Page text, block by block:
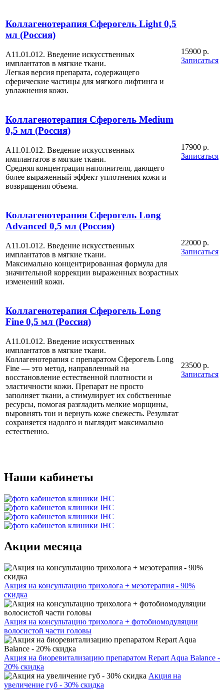
Коллагенотерапия Сферогель Light 0,5
мл (Россия)
А11.01.012. Введение искусственных
имплантатов в мягкие ткани.
Легкая версия препарата, содержащего
сферические частицы для мягкого лифтинга и
увлажнения кожи.
15900 р.
Записаться
Коллагенотерапия Сферогель Medium
0,5 мл (Россия)
А11.01.012. Введение искусственных
имплантатов в мягкие ткани.
Средняя концентрация наполнителя, дающего
более выраженный эффект уплотнения кожи и
возвращения объема.
17900 р.
Записаться
Коллагенотерапия Сферогель Long
Advanced 0,5 мл (Россия)
А11.01.012. Введение искусственных
имплантатов в мягкие ткани.
Максимально концентрированная формула для
значительной коррекции выраженных возрастных
изменений кожи.
22000 р.
Записаться
Коллагенотерапия Сферогель Long
Fine 0,5 мл (Россия)
А11.01.012. Введение искусственных
имплантатов в мягкие ткани.
Коллагенотерапия с препаратом Сферогель Long
Fine — это метод, направленный на
восстановление естественной плотности и
эластичности кожи. Препарат не просто
заполняет ткани, а стимулирует их собственные
ресурсы, помогая разгладить мелкие морщины,
выровнять тон и вернуть коже свежесть. Результат
сохраняется надолго и выглядит максимально
естественно.
23500 р.
Записаться
Наши кабинеты
Акции месяца
Акция на консультацию трихолога + мезотерапия - 90%
скидка
Акция на консультацию трихолога + фотобиомодуляции
волосистой части головы
Акция на биоревитализацию препаратом Repart Aqua Balance -
20% скидка
Акция на
увеличение губ - 30% скидка